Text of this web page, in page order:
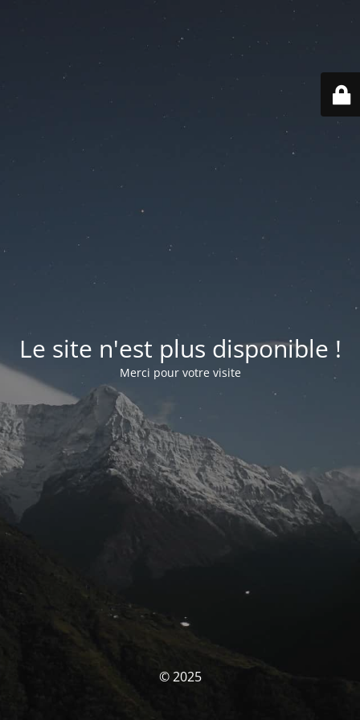
Le site n'est plus disponible !
Merci pour votre visite
© 2025